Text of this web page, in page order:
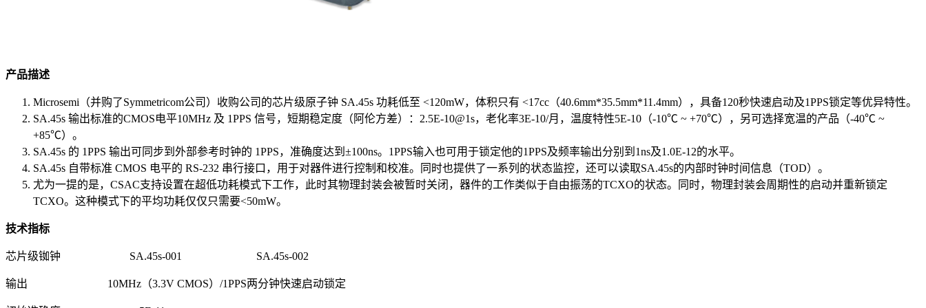
产品描述
Microsemi（并购了Symmetricom公司）收购公司的芯片级原子钟 SA.45s 功耗低至 <120mW，体积只有 <17cc（40.6mm*35.5mm*11.4mm），具备120秒快速启动及1PPS锁定等优异特性。
SA.45s 输出标准的CMOS电平10MHz 及 1PPS 信号，短期稳定度（阿伦方差）：2.5E-10@1s，老化率3E-10/月，温度特性5E-10（-10℃ ~ +70℃），另可选择宽温的产品（-40℃ ~
+85℃）。
SA.45s 的 1PPS 输出可同步到外部参考时钟的 1PPS，准确度达到±100ns。1PPS输入也可用于锁定他的1PPS及频率输出分别到1ns及1.0E-12的水平。
SA.45s 自带标准 CMOS 电平的 RS-232 串行接口，用于对器件进行控制和校准。同时也提供了一系列的状态监控，还可以读取SA.45s的内部时钟时间信息（TOD）。
尤为一提的是，CSAC支持设置在超低功耗模式下工作，此时其物理封装会被暂时关闭，器件的工作类似于自由振荡的TCXO的状态。同时，物理封装会周期性的启动并重新锁定
TCXO。这种模式下的平均功耗仅仅只需要<50mW。
技术指标
芯片级铷钟 SA.45s-001 SA.45s-002
输出 10MHz（3.3V CMOS）/1PPS两分钟快速启动锁定